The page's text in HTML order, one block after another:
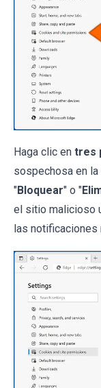
Haga clic en tres
sospechosa en
"Bloquear" o "
el sitio malicioso
las notificaciones